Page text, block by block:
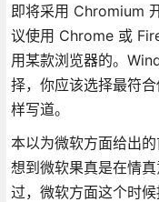
即将采用 Chromium
议使用 Chrome 或
用某款浏览器的。
择，你应该选择最符
样写道。
本以为微软方面给出
想到微软果真是在情
过，微软方面这个时